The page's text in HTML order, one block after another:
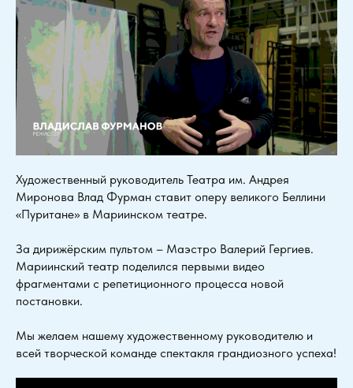
Художественный руководитель Театра им. Андрея
Миронова Влад Фурман ставит оперу великого Беллини
«Пуритане» в Мариинском театре.
За дирижёрским пультом – Маэстро Валерий Гергиев.
Мариинский театр поделился первыми видео
фрагментами с репетиционного процесса новой
постановки.
Мы желаем нашему художественному руководителю и
всей творческой команде спектакля грандиозного успеха!